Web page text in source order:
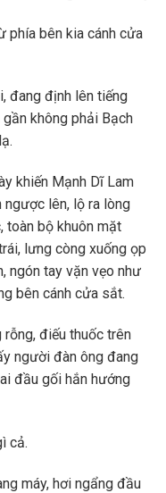
phía bên kia cánh cửa
đang định lên tiếng
không phải Bạch
khiến Mạnh Dĩ Lam
ngược lên, lộ ra lòng
toàn bộ khuôn mặt
lưng còng xuống ọp
ngón tay vặn vẹo như
bên cánh cửa sắt.
điếu thuốc trên
người đàn ông đang
đầu gối hắn hướng
cả.
máy, hơi ngẩng đầu